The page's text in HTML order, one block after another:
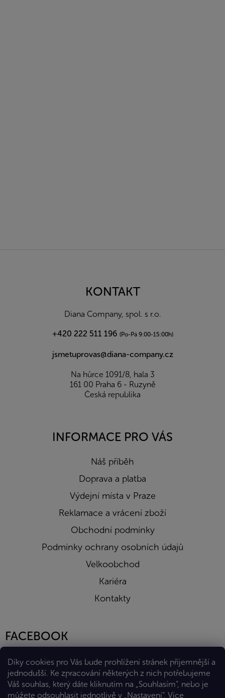
Díky cookies pro Vás bude prohlížení stránek příjemnější a
jednodušší. Ke zpracování některých z nich potřebujeme
Váš souhlas, který dáte kliknutím na „Souhlasím“, nebo je
můžete odsouhlasit jednotlivě v „Nastavení“. Více
KONTAKT
Diana Company, spol. s r.o.
+420 222 511 196 (Po-Pá 9:00-15:00h)
jsmetuprovas@diana-company.cz
Na hůrce 1091/8, hala 3
161 00 Praha 6 - Ruzyně
Česká republika
INFORMACE PRO VÁS
Náš příběh
Doprava a platba
Výdejní místa v Praze
Reklamace a vrácení zboží
Obchodní podmínky
Podmínky ochrany osobních údajů
Velkoobchod
Kariéra
Kontakty
FACEBOOK